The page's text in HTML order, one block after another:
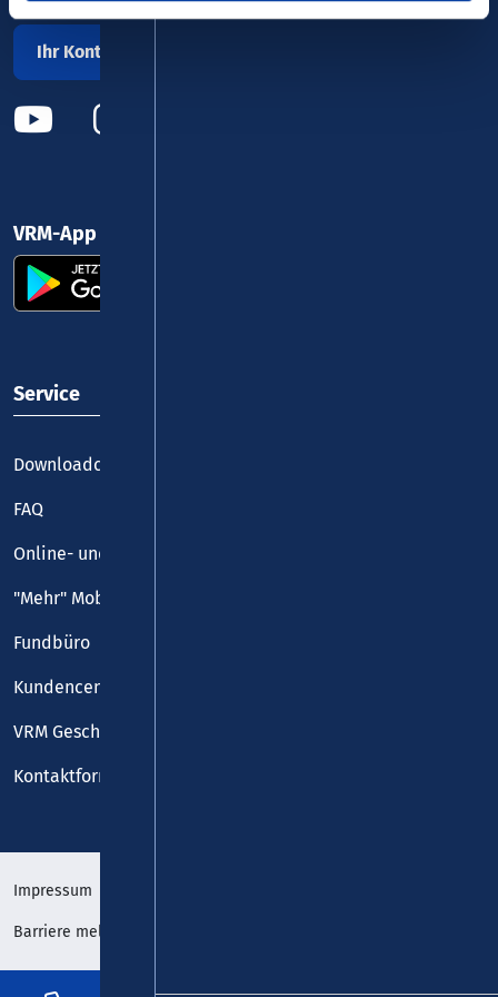
Ihr Kontakt zu uns
VRM-App nutzen und durchstarten
Service
Downloadcenter
FAQ
Online- und Handy-Tickets
"Mehr" Mobilität
Fundbüro
Kundencenter
VRM Geschäftsstelle
Kontaktformular
Impressum
Barriere melden